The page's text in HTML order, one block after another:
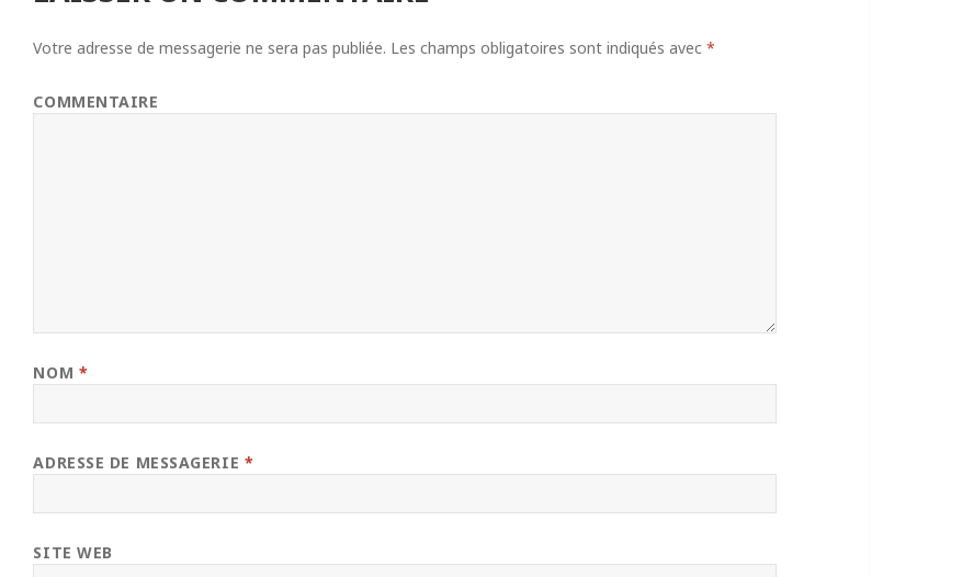
Votre adresse de messagerie ne sera pas publiée. Les champs obligatoires sont indiqués avec*
COMMENTAIRE
NOM *
ADRESSE DE MESSAGERIE *
SITE WEB